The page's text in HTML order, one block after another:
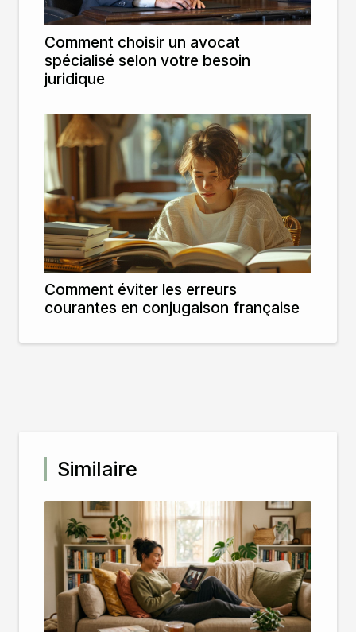
Comment choisir un avocat
spécialisé selon votre besoin
juridique
Comment éviter les erreurs
courantes en conjugaison française
Similaire